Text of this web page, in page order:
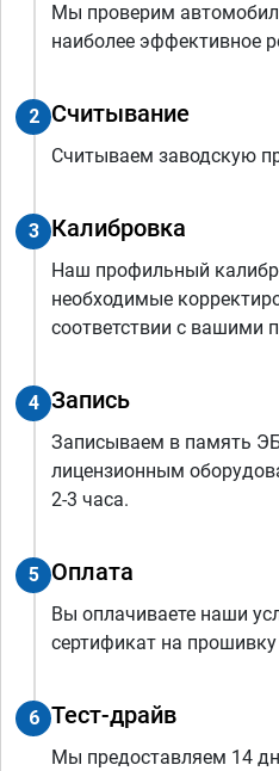
Мы проверим
наиболее эффективное
2 Считывание
Считываем заводскую
3 Калибровка
Наш профильный
необходимые
соответствии с вашими
4 Запись
Записываем в память
лицензионным
2-3 часа.
5 Оплата
Вы оплачиваете наши
сертификат на
6 Тест-драйв
Мы предоставляем 14